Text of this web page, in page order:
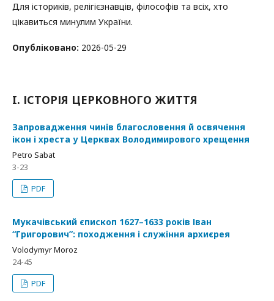
Для істориків, релігієзнавців, філософів та всіх, хто
цікавиться минулим України.
Опубліковано: 2026-05-29
I. ІСТОРІЯ ЦЕРКОВНОГО ЖИТТЯ
Запровадження чинів благословення й освячення
ікон і хреста у Церквах Володимирового хрещення
Petro Sabat
3-23
PDF
Мукачівський єпископ 1627–1633 років Іван
“Григорович”: походження і служіння архиєрея
Volodymyr Moroz
24-45
PDF